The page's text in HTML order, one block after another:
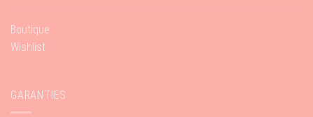
Boutique
Wishlist
GARANTIES